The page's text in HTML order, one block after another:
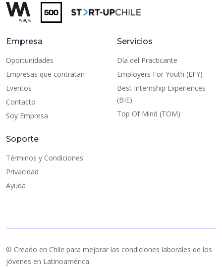
Empresa
Oportunidades
Empresas que contratan
Eventos
Contacto
Soy Empresa
Servicios
Día del Practicante
Employers For Youth (EFY)
Best Internship Experiences
(BIE)
Top Of Mind (TOM)
Soporte
Términos y Condiciones
Privacidad
Ayuda
© Creado en Chile para mejorar las condiciones laborales de los
jóvenes en Latinoamérica.